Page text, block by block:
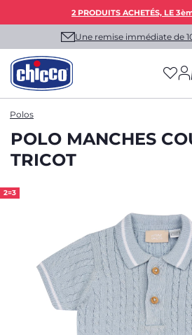
2 PRODUITS ACHETÉS, LE
Une remise immédiate de
Polos
POLO MANCHES
TRICOT
2=3